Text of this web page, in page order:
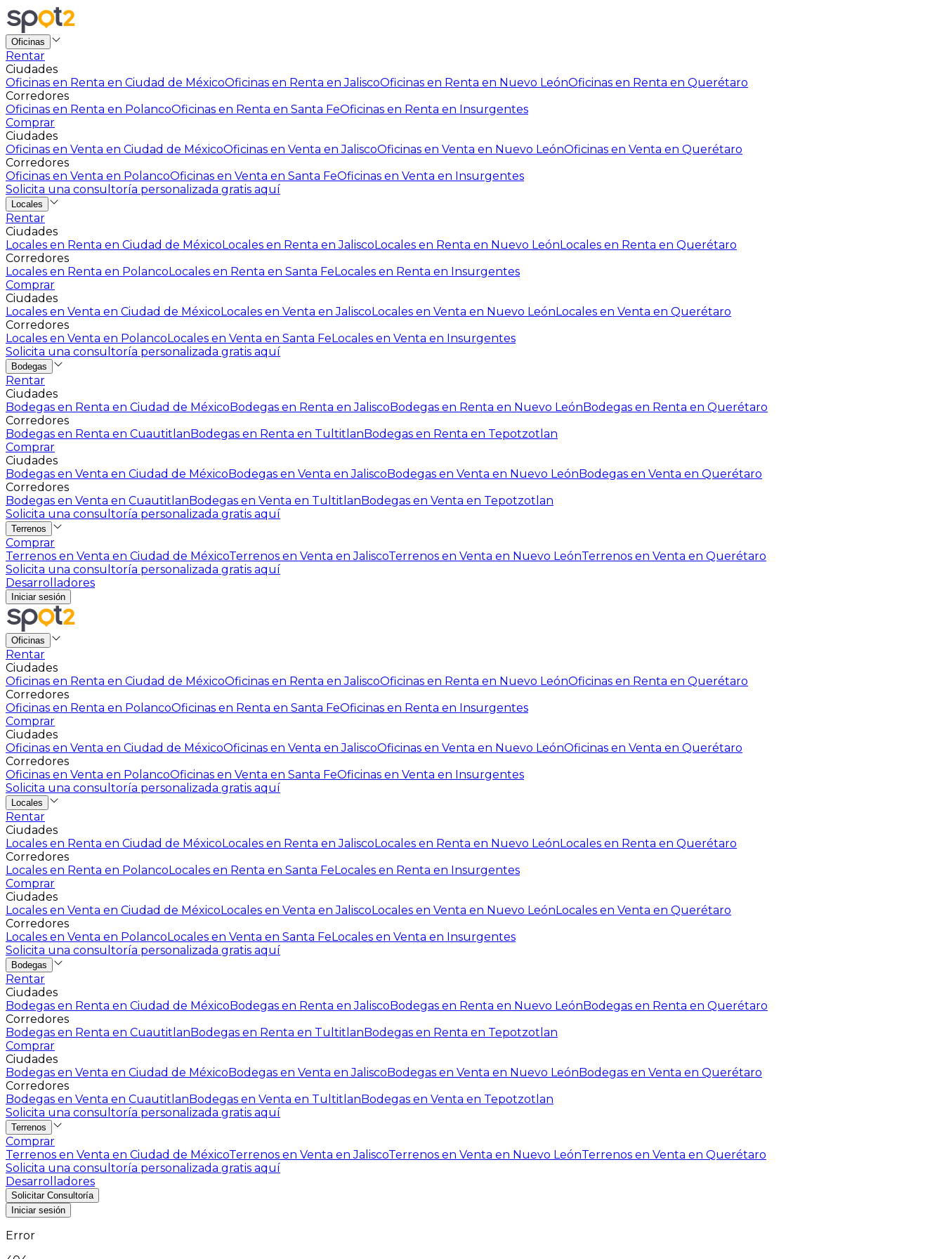
Oficinas
Rentar
Ciudades
Oficinas en Renta en Ciudad de MéxicoOficinas en Renta en JaliscoOficinas en Renta en Nuevo LeónOficinas en Renta en Querétaro
Corredores
Oficinas en Renta en PolancoOficinas en Renta en Santa FeOficinas en Renta en Insurgentes
Comprar
Ciudades
Oficinas en Venta en Ciudad de MéxicoOficinas en Venta en JaliscoOficinas en Venta en Nuevo LeónOficinas en Venta en Querétaro
Corredores
Oficinas en Venta en PolancoOficinas en Venta en Santa FeOficinas en Venta en Insurgentes
Solicita una consultoría personalizada gratis aquí
Locales
Rentar
Ciudades
Locales en Renta en Ciudad de MéxicoLocales en Renta en JaliscoLocales en Renta en Nuevo LeónLocales en Renta en Querétaro
Corredores
Locales en Renta en PolancoLocales en Renta en Santa FeLocales en Renta en Insurgentes
Comprar
Ciudades
Locales en Venta en Ciudad de MéxicoLocales en Venta en JaliscoLocales en Venta en Nuevo LeónLocales en Venta en Querétaro
Corredores
Locales en Venta en PolancoLocales en Venta en Santa FeLocales en Venta en Insurgentes
Solicita una consultoría personalizada gratis aquí
Bodegas
Rentar
Ciudades
Bodegas en Renta en Ciudad de MéxicoBodegas en Renta en JaliscoBodegas en Renta en Nuevo LeónBodegas en Renta en Querétaro
Corredores
Bodegas en Renta en CuautitlanBodegas en Renta en TultitlanBodegas en Renta en Tepotzotlan
Comprar
Ciudades
Bodegas en Venta en Ciudad de MéxicoBodegas en Venta en JaliscoBodegas en Venta en Nuevo LeónBodegas en Venta en Querétaro
Corredores
Bodegas en Venta en CuautitlanBodegas en Venta en TultitlanBodegas en Venta en Tepotzotlan
Solicita una consultoría personalizada gratis aquí
Terrenos
Comprar
Terrenos en Venta en Ciudad de MéxicoTerrenos en Venta en JaliscoTerrenos en Venta en Nuevo LeónTerrenos en Venta en Querétaro
Solicita una consultoría personalizada gratis aquí
Desarrolladores
Iniciar sesión
Oficinas
Rentar
Ciudades
Oficinas en Renta en Ciudad de MéxicoOficinas en Renta en JaliscoOficinas en Renta en Nuevo LeónOficinas en Renta en Querétaro
Corredores
Oficinas en Renta en PolancoOficinas en Renta en Santa FeOficinas en Renta en Insurgentes
Comprar
Ciudades
Oficinas en Venta en Ciudad de MéxicoOficinas en Venta en JaliscoOficinas en Venta en Nuevo LeónOficinas en Venta en Querétaro
Corredores
Oficinas en Venta en PolancoOficinas en Venta en Santa FeOficinas en Venta en Insurgentes
Solicita una consultoría personalizada gratis aquí
Locales
Rentar
Ciudades
Locales en Renta en Ciudad de MéxicoLocales en Renta en JaliscoLocales en Renta en Nuevo LeónLocales en Renta en Querétaro
Corredores
Locales en Renta en PolancoLocales en Renta en Santa FeLocales en Renta en Insurgentes
Comprar
Ciudades
Locales en Venta en Ciudad de MéxicoLocales en Venta en JaliscoLocales en Venta en Nuevo LeónLocales en Venta en Querétaro
Corredores
Locales en Venta en PolancoLocales en Venta en Santa FeLocales en Venta en Insurgentes
Solicita una consultoría personalizada gratis aquí
Bodegas
Rentar
Ciudades
Bodegas en Renta en Ciudad de MéxicoBodegas en Renta en JaliscoBodegas en Renta en Nuevo LeónBodegas en Renta en Querétaro
Corredores
Bodegas en Renta en CuautitlanBodegas en Renta en TultitlanBodegas en Renta en Tepotzotlan
Comprar
Ciudades
Bodegas en Venta en Ciudad de MéxicoBodegas en Venta en JaliscoBodegas en Venta en Nuevo LeónBodegas en Venta en Querétaro
Corredores
Bodegas en Venta en CuautitlanBodegas en Venta en TultitlanBodegas en Venta en Tepotzotlan
Solicita una consultoría personalizada gratis aquí
Terrenos
Comprar
Terrenos en Venta en Ciudad de MéxicoTerrenos en Venta en JaliscoTerrenos en Venta en Nuevo LeónTerrenos en Venta en Querétaro
Solicita una consultoría personalizada gratis aquí
Desarrolladores
Solicitar Consultoría
Iniciar sesión
Error